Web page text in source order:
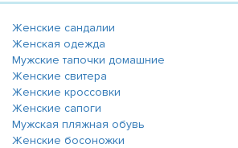
Женские сандалии
Женская одежда
Мужские тапочки домашние
Женские свитера
Женские кроссовки
Женские сапоги
Мужская пляжная обувь
Женские босоножки